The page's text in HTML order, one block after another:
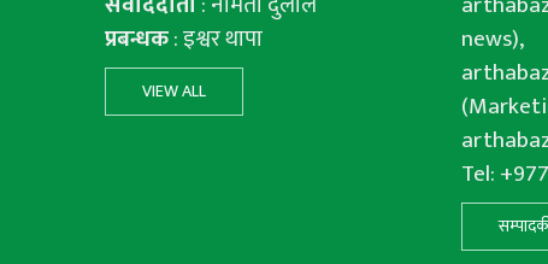
प्रबन्धक: इश्वर थापा
VIEW ALL
news),
Tel: